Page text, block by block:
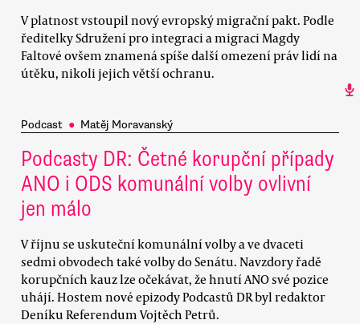
V platnost vstoupil nový evropský migrační pakt. Podle
ředitelky Sdružení pro integraci a migraci Magdy
Faltové ovšem znamená spíše další omezení práv lidí na
útěku, nikoli jejich větší ochranu.
Podcast ● Matěj Moravanský
Podcasty DR: Četné korupční případy
ANO i ODS komunální volby ovlivní
jen málo
V říjnu se uskuteční komunální volby a ve dvaceti
sedmi obvodech také volby do Senátu. Navzdory řadě
korupčních kauz lze očekávat, že hnutí ANO své pozice
uhájí. Hostem nové epizody Podcastů DR byl redaktor
Deníku Referendum Vojtěch Petrů.